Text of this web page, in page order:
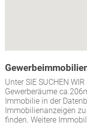
Unter SIE SUCHEN
Gewerberäume
Immobilie in der
Immobilienanzeigen
finden. Weitere